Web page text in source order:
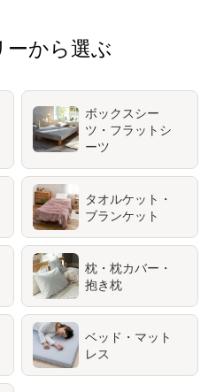
ーから選ぶ
ボックスシー
ツ・フラットシ
ーツ
タオルケット・
ブランケット
枕・枕カバー・
抱き枕
ベッド・マット
レス